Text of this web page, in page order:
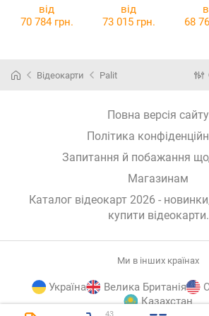
GamingPro
5080 X3
від
70 784 грн.
від
73 015 грн.
68
Відеокарти Palit
Повна версія сайту
Політика
Запитання й побажання
Магазинам
Каталог відеокарт 2026 -
купити відеокарти.
Ми в інших країнах
Україна Велика Британія
Казахстан